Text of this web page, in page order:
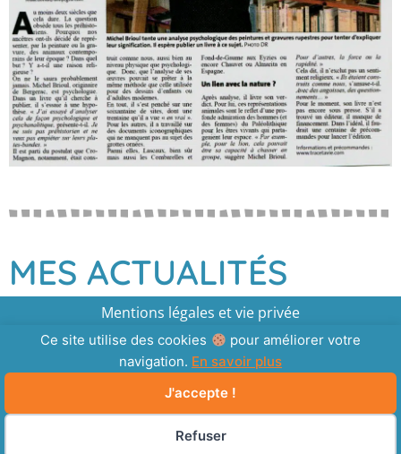
Ce site utilise des cookies
pour améliorer votre
navigation. En savoir plus
J'accepte !
Refuser
MES ACTUALITÉS
Mentions légales et vie privée
Plan du site